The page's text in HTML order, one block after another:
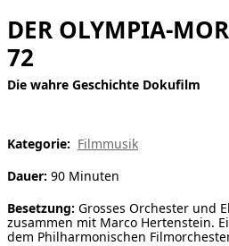
DER OLYMPIA-
72
Die wahre Geschichte Dokufilm
Kategorie: Filmmusik
Dauer: 90 Minuten
Besetzung: Grosses Orchester und
zusammen mit Marco Hertenstein.
dem Philharmonischen